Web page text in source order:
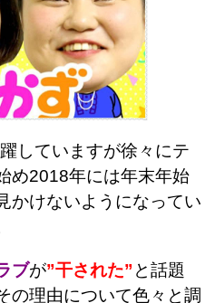
していますが徐々にテ
め2018年には年末年始
かけないようになってい
ブが”干された”と話題
の理由について色々と調